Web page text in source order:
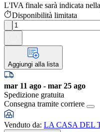
L'IVA finale sarà indicata
Disponibilità limitata
Aggiungi alla lista
mar 11 ago - mar 25 ago
Spedizione gratuita
Consegna tramite corriere
Venduto da: LA CASA DEL